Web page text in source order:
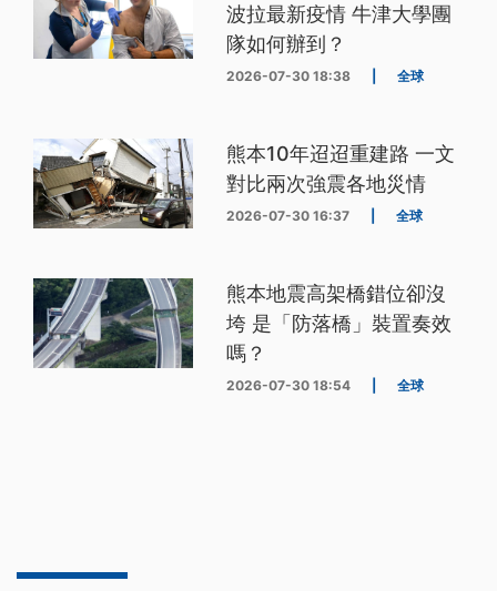
波拉最新疫情 牛津大學團
隊如何辦到？
2026-07-30 18:38 全球
熊本10年迢迢重建路 一文
對比兩次強震各地災情
2026-07-30 16:37 全球
熊本地震高架橋錯位卻沒
垮 是「防落橋」裝置奏效
嗎？
2026-07-30 18:54 全球